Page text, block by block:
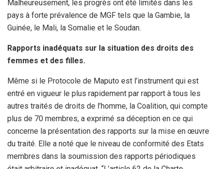
Malheureusement, les progrès ont été limités dans les
pays à forte prévalence de MGF tels que la Gambie, la
Guinée, le Mali, la Somalie et le Soudan.
Rapports inadéquats sur la situation des droits des
femmes et des filles.
Même si le Protocole de Maputo est l’instrument qui est
entré en vigueur le plus rapidement par rapport à tous les
autres traités de droits de l’homme, la Coalition, qui compte
plus de 70 membres, a exprimé sa déception en ce qui
concerne la présentation des rapports sur la mise en œuvre
du traité. Elle a noté que le niveau de conformité des Etats
membres dans la soumission des rapports périodiques